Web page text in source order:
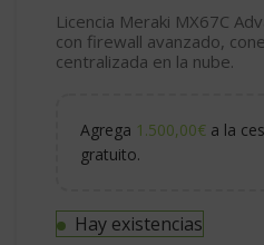
Licencia Meraki MX67C
con firewall avanzado,
centralizada en la nube.
Agrega 1.500,00€ a la
gratuito.
Hay existencias